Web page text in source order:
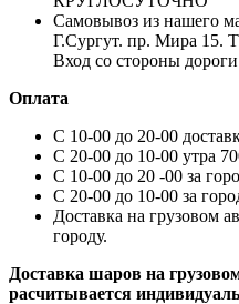
Самовывоз из нашего
Г.Сургут. пр. Мира 15.
Вход со стороны
Оплата
С 10-00 до 20-00
С 20-00 до 10-00 утра
С 10-00 до 20 -00 за
С 20-00 до 10-00 за
Доставка на грузовом
городу.
Доставка шаров на
расчитывается